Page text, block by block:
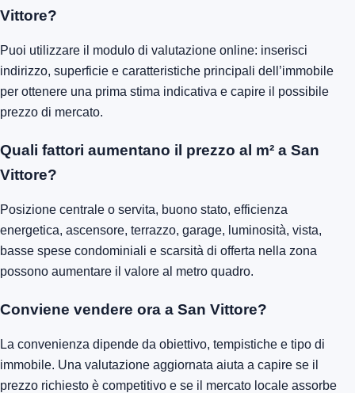
Vittore?
Puoi utilizzare il modulo di valutazione online: inserisci
indirizzo, superficie e caratteristiche principali dell’immobile
per ottenere una prima stima indicativa e capire il possibile
prezzo di mercato.
Quali fattori aumentano il prezzo al m² a San
Vittore?
Posizione centrale o servita, buono stato, efficienza
energetica, ascensore, terrazzo, garage, luminosità, vista,
basse spese condominiali e scarsità di offerta nella zona
possono aumentare il valore al metro quadro.
Conviene vendere ora a San Vittore?
La convenienza dipende da obiettivo, tempistiche e tipo di
immobile. Una valutazione aggiornata aiuta a capire se il
prezzo richiesto è competitivo e se il mercato locale assorbe